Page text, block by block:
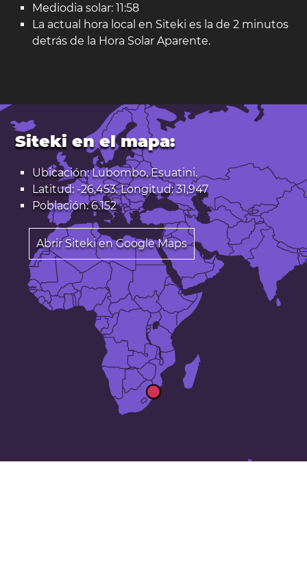
Mediodia solar: 11:58
La actual hora local en Siteki es la de 2 minutos
detrás de la Hora Solar Aparente.
Siteki en el mapa:
Ubicación: Lubombo, Esuatini.
Latitud: -26,453. Longitud: 31,947
Población: 6.152
Abrir Siteki en Google Maps